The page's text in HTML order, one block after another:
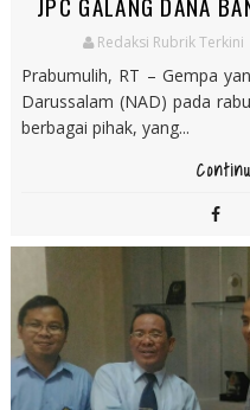
Redaksi Rubrik Terkini
Prabumulih, RT – Gempa
Darussalam (NAD) pada
berbagai pihak, yang...